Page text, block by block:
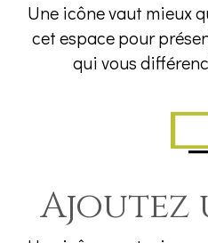
Une icône vaut mieux
cet espace pour
qui vous